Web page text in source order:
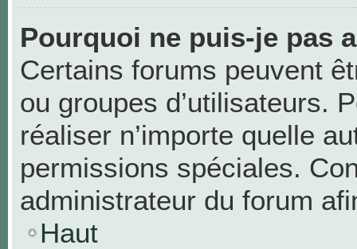
Pourquoi ne puis-je pas
Certains forums peuvent
ou groupes d’utilisateurs.
réaliser n’importe quelle
permissions spéciales.
administrateur du forum
Haut